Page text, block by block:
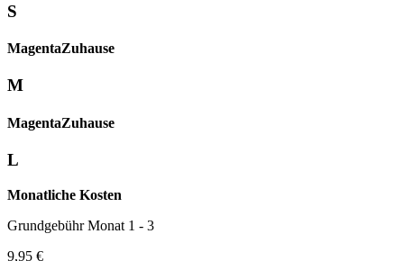
S
Magenta­Zuhause
M
Magenta­Zuhause
L
Monatliche Kosten
Grundgebühr Monat 1 - 3
9,95 €